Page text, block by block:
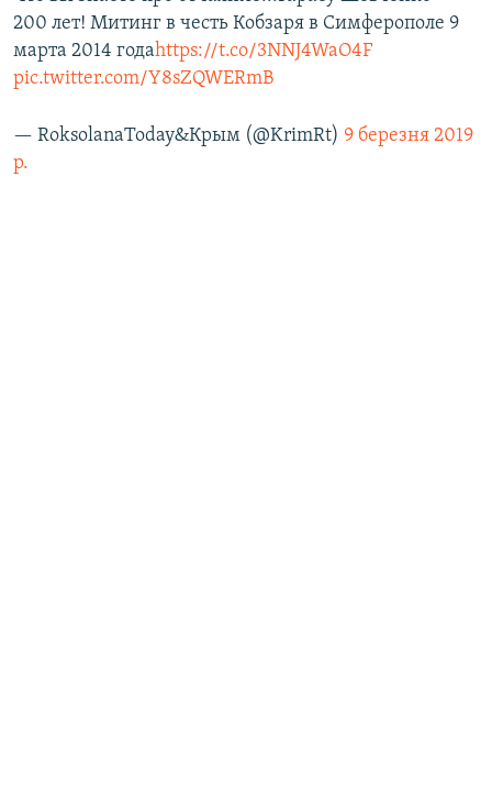
200 лет! Митинг в честь Кобзаря в Симферополе 9
марта 2014 годаhttps://t.co/3NNJ4WaO4F
pic.twitter.com/Y8sZQWERmB
— RoksolanaToday&Крым (@KrimRt) 9 березня 2019
р.